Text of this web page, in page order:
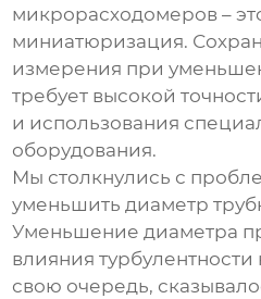
микрорасходомеров –
миниатюризация.
измерения при
требует высокой
и использования
оборудования.
Мы столкнулись с
уменьшить диаметр
Уменьшение диаметра
влияния турбулентности
свою очередь,